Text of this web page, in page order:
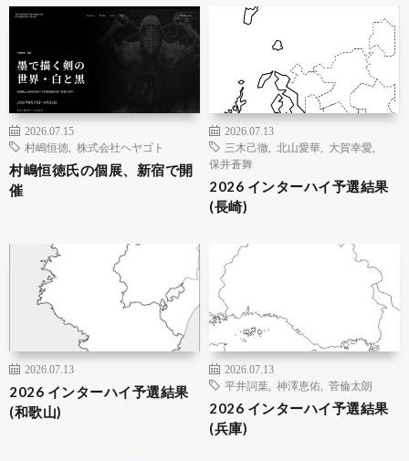
2026.07.15
村嶋恒徳
株式会社ヘヤゴト
村嶋恒徳氏の個展、新宿で開
催
2026.07.13
三木己徹
北山愛華 大賀幸愛
保井蒼舞
2026 インターハイ予選結果
(長崎)
2026.07.13
2026 インターハイ予選結果
(和歌山)
2026.07.13
平井詞葉
神澤恵佑 菅倫太朗
2026 インターハイ予選結果
(兵庫)